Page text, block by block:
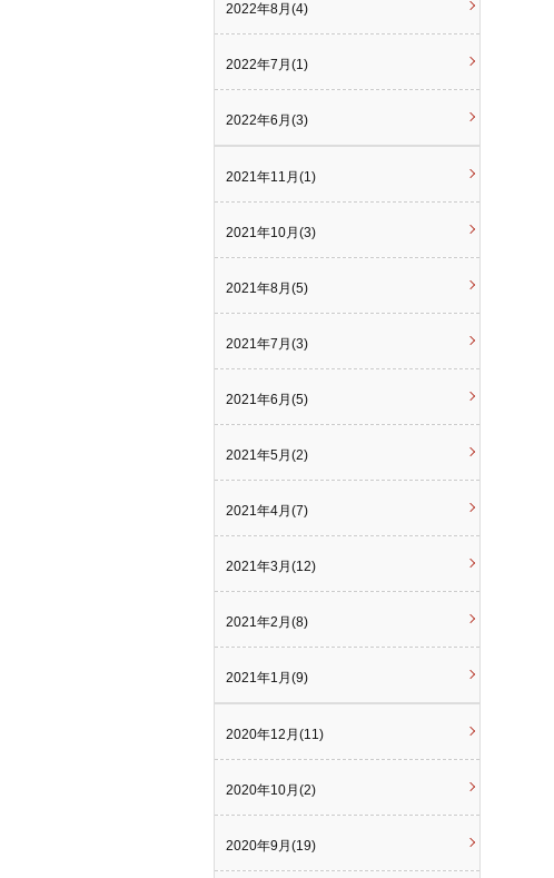
2022年8月(4)
2022年7月(1)
2022年6月(3)
2021年11月(1)
2021年10月(3)
2021年8月(5)
2021年7月(3)
2021年6月(5)
2021年5月(2)
2021年4月(7)
2021年3月(12)
2021年2月(8)
2021年1月(9)
2020年12月(11)
2020年10月(2)
2020年9月(19)